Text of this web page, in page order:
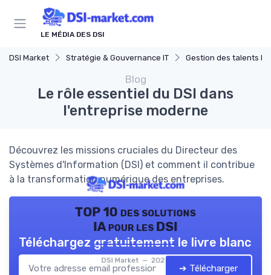
LE MÉDIA DES DSI
DSI Market Stratégie & Gouvernance IT Gestion des talents IT
Blog
Le rôle essentiel du DSI dans
l'entreprise moderne
Découvrez les missions cruciales du Directeur des
Systèmes d'Information (DSI) et comment il contribue
à la transformation numérique des entreprises.
TOP 10 des solutions
IA pour les DSI
DSI Market — 2026
Téléchargez gratuitement le livre blanc
➔ Télécharger
Panneau de gestion des cookies